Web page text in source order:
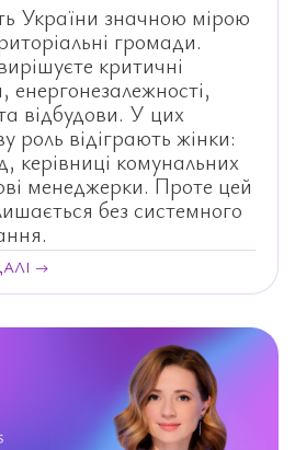
України значною мірою
громади.
критичні
енергонезалежності,
відбудови. У цих
роль відіграють жінки:
керівниці комунальних
менеджерки. Проте цей
без системного
→